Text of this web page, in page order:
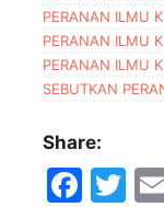
PERANAN ILMU
PERANAN ILMU
PERANAN ILMU
SEBUTKAN
Share:
F
T